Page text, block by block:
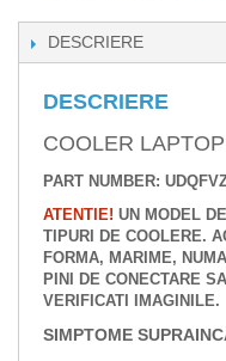
DESCRIERE
DESCRIERE
COOLER
PART NUMBER:
ATENTIE! UN MODEL
TIPURI DE COOLERE.
FORMA, MARIME,
PINI DE CONECTARE
VERIFICATI IMAGINILE.
SIMPTOME